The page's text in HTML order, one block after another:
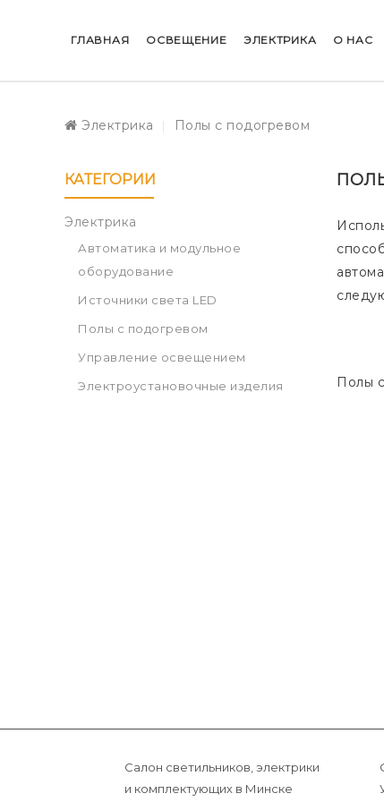
ГЛАВНАЯ ОСВЕЩЕНИЕ ЭЛЕКТРИКА О НАС
Электрика Полы с подогревом
КАТЕГОРИИ
Электрика
Автоматика и модульное
оборудование
Источники света LED
Полы с подогревом
Управление освещением
Электроустановочные изделия
Полы
Салон светильников, электрики
и комплектующих в Минске